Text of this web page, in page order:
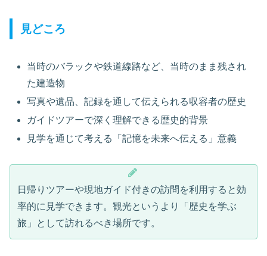
見どころ
当時のバラックや鉄道線路など、当時のまま残され
た建造物
写真や遺品、記録を通して伝えられる収容者の歴史
ガイドツアーで深く理解できる歴史的背景
見学を通じて考える「記憶を未来へ伝える」意義
日帰りツアーや現地ガイド付きの訪問を利用すると効
率的に見学できます。観光というより「歴史を学ぶ
旅」として訪れるべき場所です。